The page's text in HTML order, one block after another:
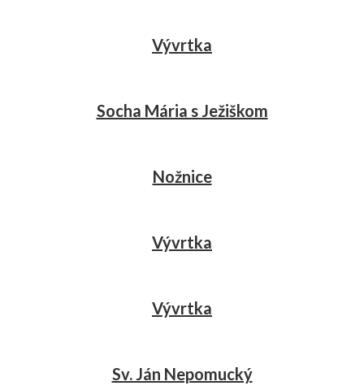
Vývrtka
Socha Mária s Ježiškom
Nožnice
Vývrtka
Vývrtka
Sv. Ján Nepomucký